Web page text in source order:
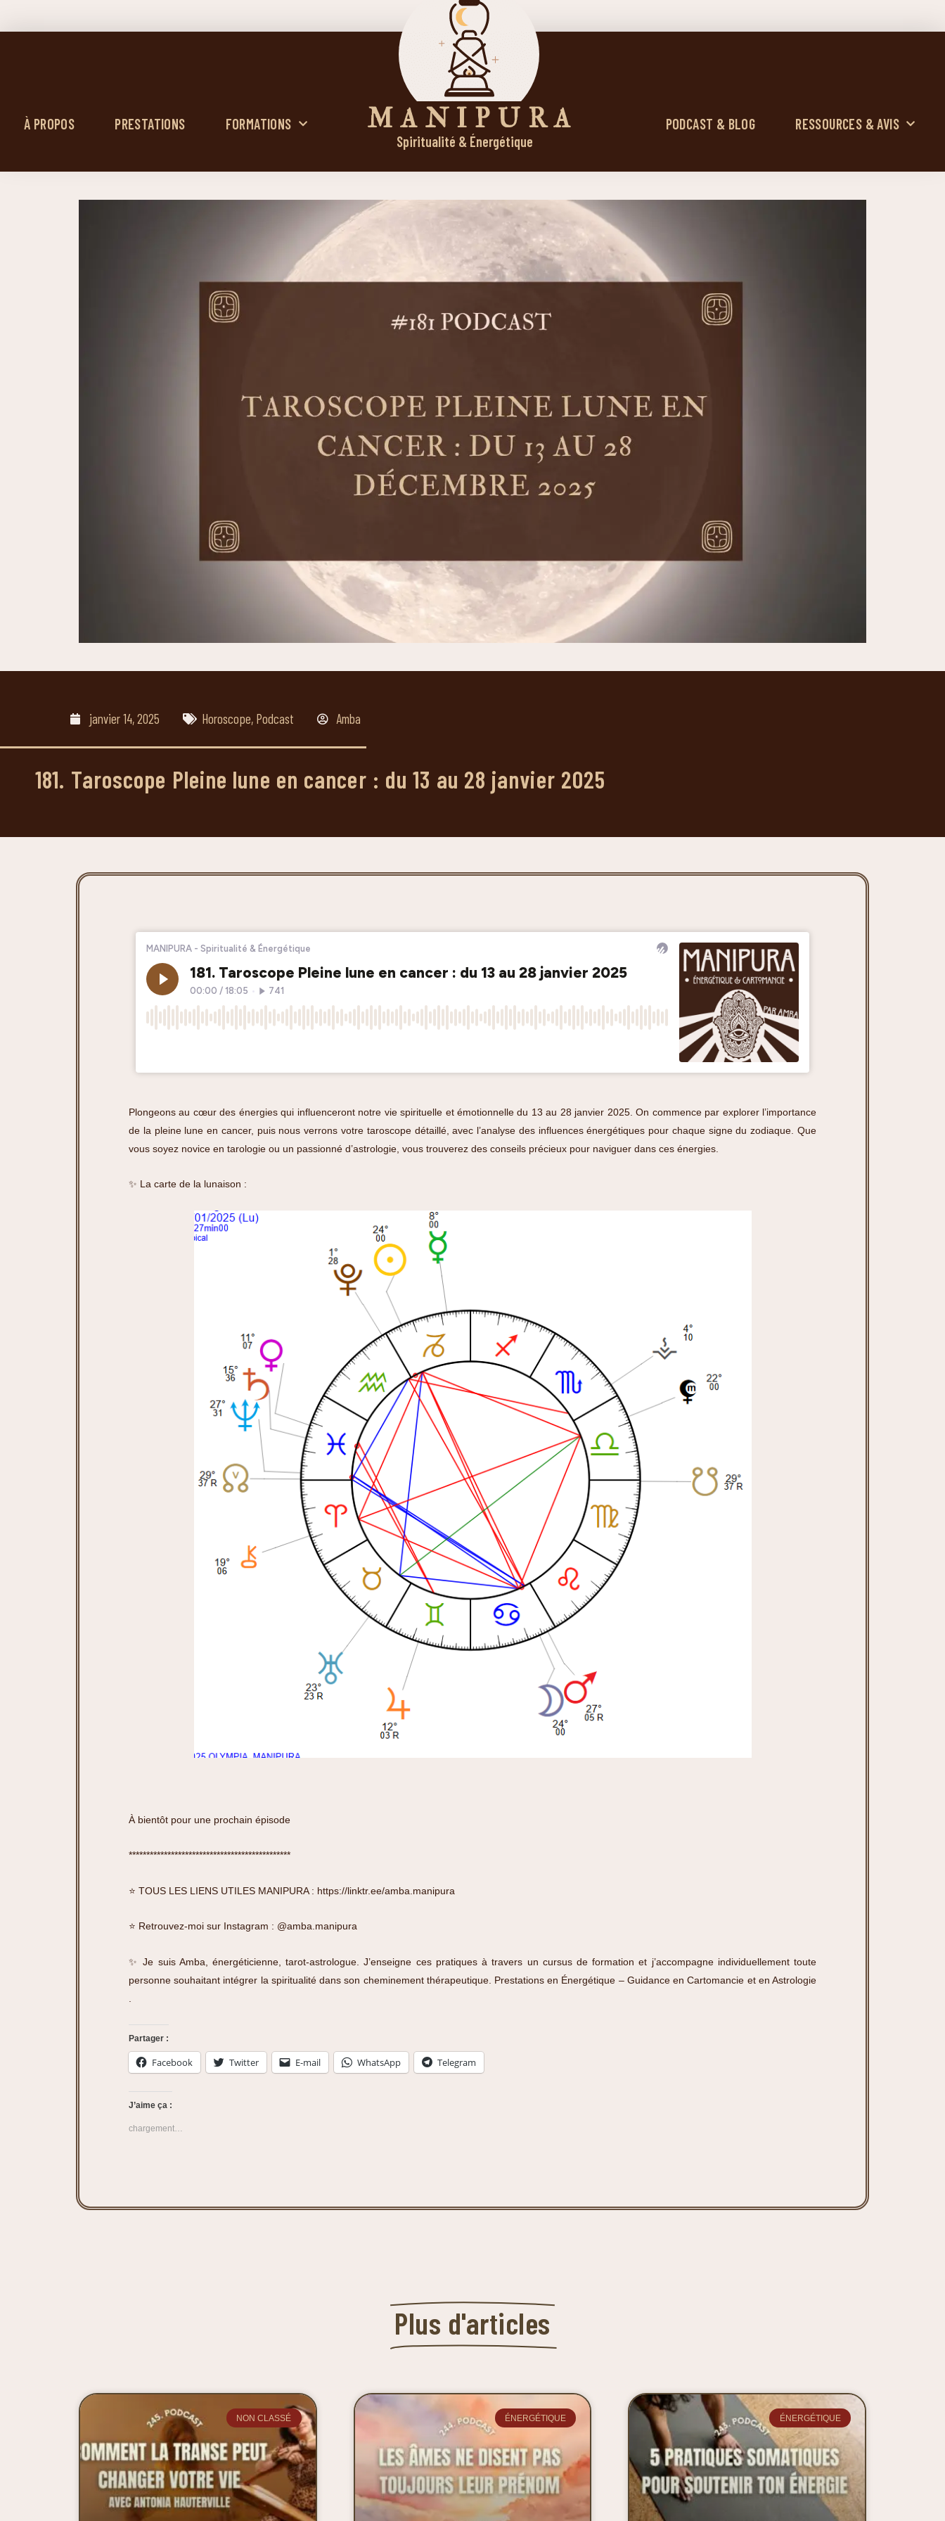
À PROPOS PRESTATIONS FORMATIONS M A N I P U R A PODCAST & BLOG
RESSOURCES & AVIS
Spiritualité & Énergétique
janvier 14, 2025 Horoscope, Podcast Amba
181. Taroscope Pleine lune en cancer : du 13 au 28 janvier 2025
Plongeons au cœur des énergies qui influenceront notre vie spirituelle et émotionnelle du 13 au 28 janvier 2025. On commence par explorer l’importance
de la pleine lune en cancer, puis nous verrons votre taroscope détaillé, avec l’analyse des influences énergétiques pour chaque signe du zodiaque. Que
vous soyez novice en tarologie ou un passionné d’astrologie, vous trouverez des conseils précieux pour naviguer dans ces énergies.
✨ La carte de la lunaison :
À bientôt pour une prochain épisode
**********************************************
⭐️ TOUS LES LIENS UTILES MANIPURA : https://linktr.ee/amba.manipura
⭐️ Retrouvez-moi sur Instagram : @amba.manipura
✨ Je suis Amba, énergéticienne, tarot-astrologue. J’enseigne ces pratiques à travers un cursus de formation et j’accompagne individuellement toute
personne souhaitant intégrer la spiritualité dans son cheminement thérapeutique. Prestations en Énergétique – Guidance en Cartomancie et en Astrologie
Partager :
Facebook Twitter E-mail WhatsApp Telegram
J’aime ça :
chargement…
Plus d'articles
NON CLASSÉ ÉNERGÉTIQUE ÉNERGÉTIQUE